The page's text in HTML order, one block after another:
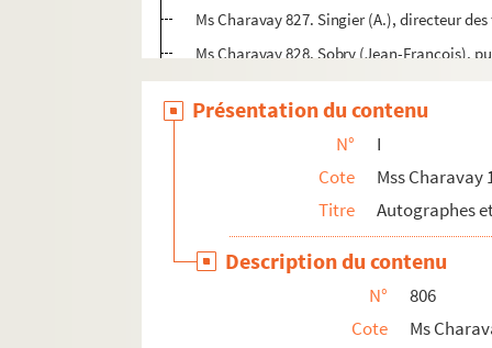
Ms Charavay 827. Singier (A.), directeur
Ms Charavay 828. Sobry (Jean-François),
Ms Charavay 829. Sonnerat (Pierre),
Ms Charavay 830. Souchon (Louis), graveur
Ms Charavay 831. Soulary (Josephin),
Ms Charavay 832. Souvigny (Madeleine-
Ms Charavay 833. Sozzy (Louis-François
Ms Charavay 834. Spon (Jacob), médecin,
Ms Charavay 835. Stella (Jacques),
Ms Charavay 836. Suchet (Louis-Gabriel),
Présentation du contenu
N°
I
Cote
Mss Charavay
Titre
Autographes
Description du contenu
N°
806
Cote
Ms